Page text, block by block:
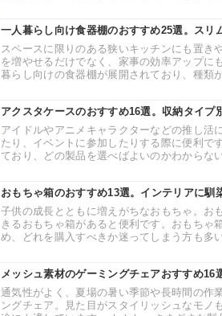
一人暮らし向け食器棚のおすすめ25選。スリ
スペースに限りのある狭いキッチンにも置き
を増やせるだけでなく、家事の効率アップに
暮らし向けの食器棚が展開されており、種類
アクスタケースのおすすめ16選。収納タイプ
アイドルやアニメキャラクターなどの推し活
たり、イベントに参加したりする際に便利で
ており、どの製品を選べばよいのかわからな
おもちゃ箱のおすすめ13選。インテリアに馴
子供の成長とともに増えがちなおもちゃ。お
きるおもちゃ箱があると便利です。おもちゃ
め、どれを購入すべきか迷ってしまう方も多
メッシュ素材のゲーミングチェアおすすめ16
通気性がよく、夏場の暑い季節や長時間の作
ングチェア。見た目がスタイリッシュなモノ